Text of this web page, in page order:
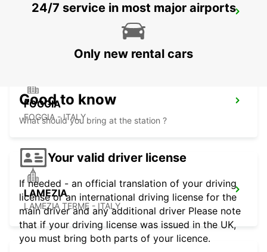
RENDE
FOGGIA
FOGGIA - ITALY
LAMEZIA
LAMEZIA TERME - ITALY
24/7 service in most major airports
Only new rental cars
Good to know
What should you bring at the station ?
Your valid driver license
If needed - an official translation of your driving
license or an international driving license for the
main driver and any additional driver Please note
that if your driving license was issued in the UK,
you must bring both parts of your licence.